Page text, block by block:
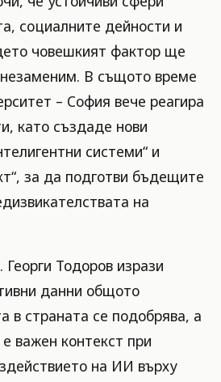
социалните дейности и
човешкият фактор ще
В същото време
– София вече реагира
като създаде нови
системи“ и
за да подготви бъдещите
на
Тодоров изрази
данни общото
в страната се подобрява, а
важен контекст при
на ИИ върху